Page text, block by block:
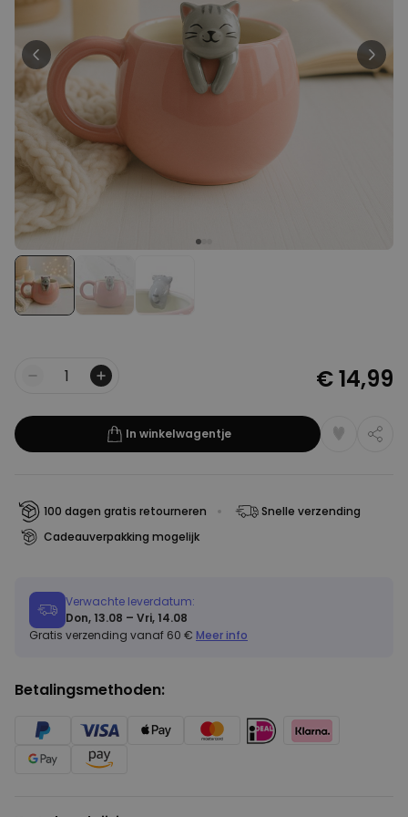
Personaliseerbaar
Gepersonaliseerde boxershort
met gezicht en tekst
Meer dan
11.600
Polaroid-look
Gepersonaliseerde
Geurhanger set van 2
19,99 €
Gepersonaliseerd houten blok
24,99 €
€ 14,99
In winkelwagentje
100 dagen gratis retourneren
Snelle verzending
Cadeauverpakking mogelijk
Verwachte leverdatum:
Don, 13.08 – Vri, 14.08
Gratis verzending vanaf 60 € Meer info
Betalingsmethoden: